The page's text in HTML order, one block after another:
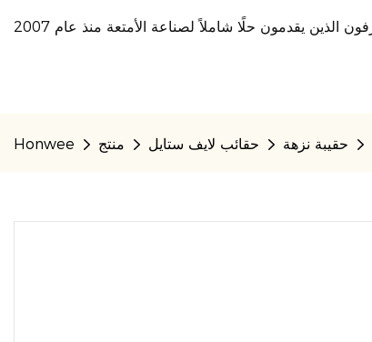
Honwee منتج حقائب لايف ستايل حقيبة نزهة